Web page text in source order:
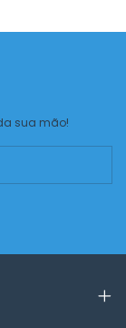
sua mão!